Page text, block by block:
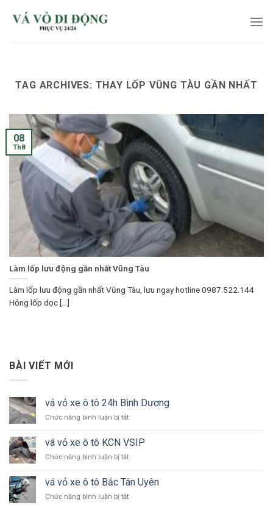
TAG ARCHIVES: THAY LỐP VŨNG TÀU GẦN NHẤT
Làm lốp lưu động gần nhất Vũng Tàu
Làm lốp lưu động gần nhất Vũng Tàu, lưu ngay hotline 0987.522.144
Hỏng lốp dọc [...]
08
Th8
BÀI VIẾT MỚI
vá vỏ xe ô tô 24h Bình Dương
Chức năng bình luận bị tắtở
vỏ
xe
ô
24h
Dương
vá vỏ xe ô tô KCN VSIP
Chức năng bình luận bị tắtở
vỏ
xe
ô
vá vỏ xe ô tô Bắc Tân Uyên
Chức năng bình luận bị tắtở